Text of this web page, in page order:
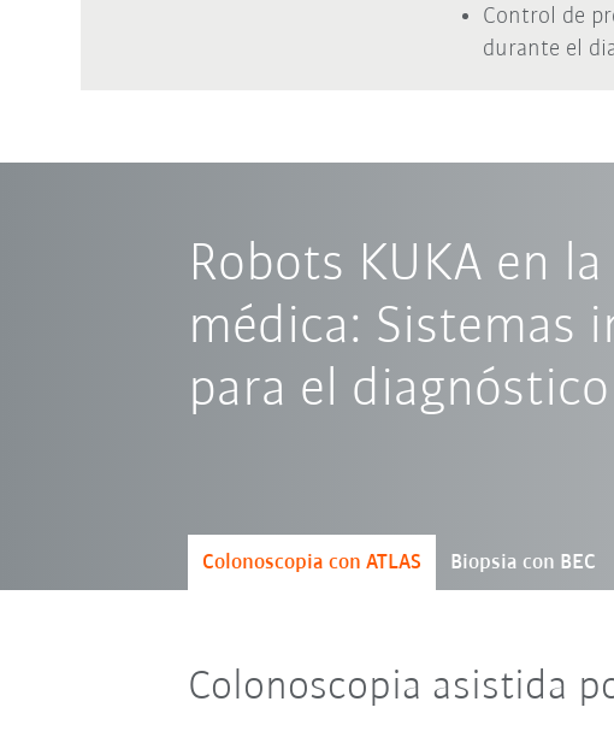
Control de
durante el
Robots KUKA en
médica: Sistemas
para el
Colonoscopia con ATLAS Biopsia con BEC
Colonoscopia asistida